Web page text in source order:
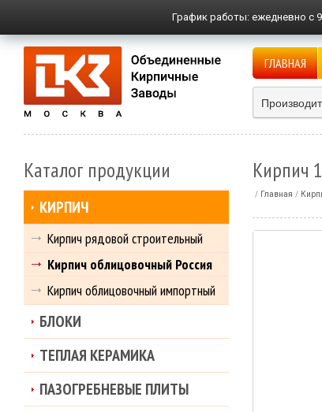
График работы: ежедневно с 9
ГЛАВНАЯ
Кирпич
Главная
Каталог продукции
КИРПИЧ
Кирпич рядовой строительный
Кирпич облицовочный Россия
Кирпич облицовочный импортный
БЛОКИ
ТЕПЛАЯ КЕРАМИКА
ПАЗОГРЕБНЕВЫЕ ПЛИТЫ